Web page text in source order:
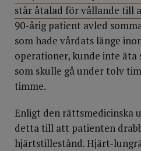
står åtalad för vållande till
90-årig patient avled
som hade vårdats länge
operationer, kunde inte äta
som skulle gå under tolv
timme.
Enligt den rättsmedicinska
detta till att patienten
hjärtstillestånd. Hjärt-